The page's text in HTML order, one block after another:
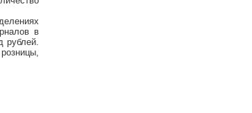
в
рублей.